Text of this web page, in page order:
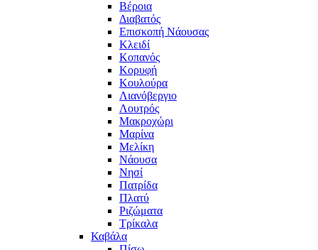
Βέροια
Διαβατός
Επισκοπή Νάουσας
Κλειδί
Κοπανός
Κορυφή
Κουλούρα
Λιανόβεργιο
Λουτρός
Μακροχώρι
Μαρίνα
Μελίκη
Νάουσα
Νησί
Πατρίδα
Πλατύ
Ριζώματα
Τρίκαλα
Καβάλα